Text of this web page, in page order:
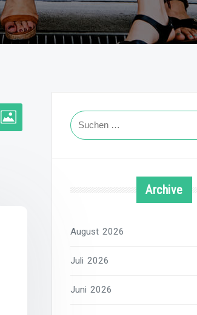
Suchen
nach:
Archive
August 2026
Juli 2026
Juni 2026